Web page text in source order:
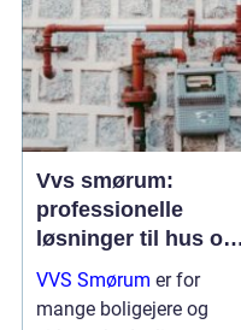
Vvs smørum:
professionelle
løsninger til hus og
erhverv
VVS Smørum er for
mange boligejere og